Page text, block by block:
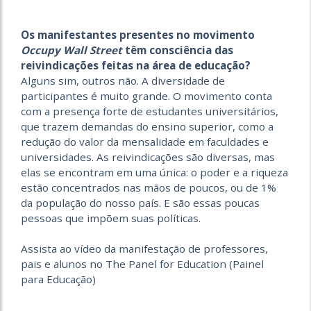
Os manifestantes presentes no movimento
Occupy Wall Streettêm consciência das
reivindicações feitas na área de educação?
Alguns sim, outros não. A diversidade de
participantes é muito grande. O movimento conta
com a presença forte de estudantes universitários,
que trazem demandas do ensino superior, como a
redução do valor da mensalidade em faculdades e
universidades. As reivindicações são diversas, mas
elas se encontram em uma única: o poder e a riqueza
estão concentrados nas mãos de poucos, ou de 1%
da população do nosso país. E são essas poucas
pessoas que impõem suas políticas.
Assista ao vídeo da manifestação de professores,
pais e alunos no The Panel for Education (Painel
para Educação)